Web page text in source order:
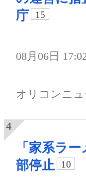
庁
15
08月06日
オリコンニュ
「家系ラ
部停止
10